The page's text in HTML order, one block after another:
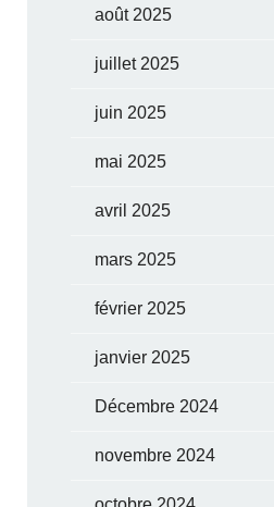
août 2025
juillet 2025
juin 2025
mai 2025
avril 2025
mars 2025
février 2025
janvier 2025
Décembre 2024
novembre 2024